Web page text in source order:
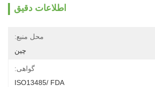
اطلاعات دقیق
محل منبع:
چین
گواهی:
ISO13485/ FDA